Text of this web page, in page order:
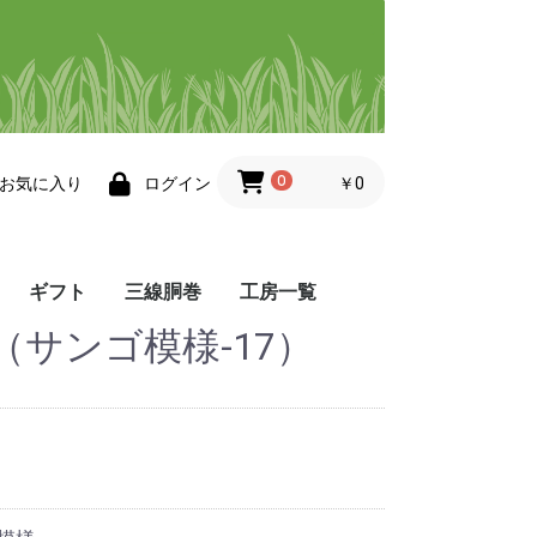
お気に入り ログイン 0 ￥0
ギフト 三線胴巻
その他・三線小物
工房一覧
工房 悦
工房 ゆぅ
染屋 かふう
染色ますみ
Atelier 8131
夢工房
織工房 かしかけ
織工房 風薫る
ぬぬうい工房 か奈
little achakan
まかてーぐゎー工房
工房 点と線
サンゴ模様-17）